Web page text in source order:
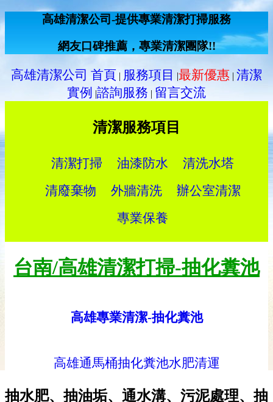
高雄清潔公司-提供專業清潔打掃服務
網友口碑推薦，專業清潔團隊!!
高雄清潔公司 首頁 | 服務項目 |最新優惠 | 清潔
實例 |諮詢服務 | 留言交流
清潔服務項目
清潔打掃 油漆防水
清洗水塔
清廢棄物
外牆清洗
辦公室清潔
專業保養
台南/高雄清潔打掃-抽化糞池
高雄專業清潔-抽化糞池
高雄通馬桶抽化糞池水肥清運
抽水肥、抽油垢、通水溝、污泥處理、抽